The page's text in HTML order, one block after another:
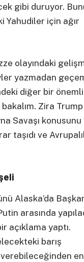
gibi duruyor.
Yahudiler için ağır
olayındaki
yazmadan
diğer bir önemli
Zira
Savaşı
taşıdı ve
Alaska’da
arasında
açıklama yaptı.
barış